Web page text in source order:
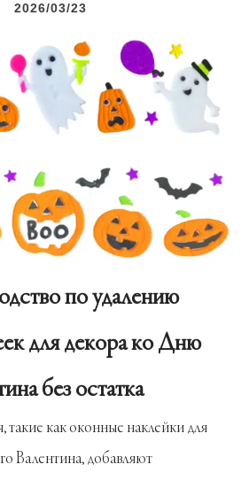
2026/03/23
по удалению
для декора ко Дню
без остатка
как оконные наклейки для
Валентина, добавляют